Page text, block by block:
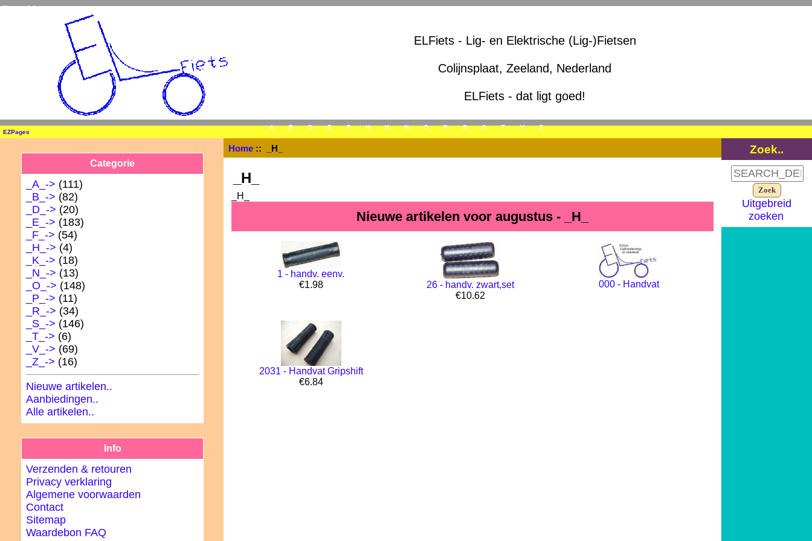
Home Inloggen
ELFiets - Lig- en Elektrische (Lig-)Fietsen
Colijnsplaat, Zeeland, Nederland
ELFiets - dat ligt goed!
_A_ _B_ _D_ _E_ _F_ _H_ _K_ _N_ _O_ _P_ _R_ _S_ _T_ _V_ _Z_
EZPages
Categorie
_A_-> (111)
_B_-> (82)
_D_-> (20)
_E_-> (183)
_F_-> (54)
_H_-> (4)
_K_-> (18)
_N_-> (13)
_O_-> (148)
_P_-> (11)
_R_-> (34)
_S_-> (146)
_T_-> (6)
_V_-> (69)
_Z_-> (16)
Nieuwe artikelen..
Aanbiedingen..
Alle artikelen..
Info
Verzenden & retouren
Privacy verklaring
Algemene voorwaarden
Contact
Sitemap
Waardebon FAQ
Home:: _H_
_H_
_H_
Nieuwe artikelen voor augustus - _H_
1 - handv. eenv.
€1.98
26 - handv. zwart,set
€10.62
000 - Handvat
2031 - Handvat Gripshift
€6.84
Zoek..
Uitgebreid
zoeken